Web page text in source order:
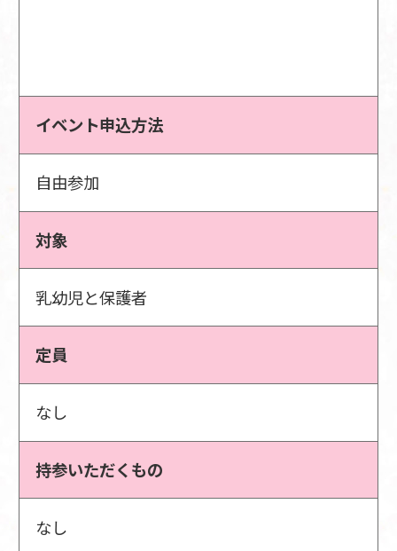
イベント申込方法
自由参加
対象
乳幼児と保護者
定員
なし
持参いただくもの
なし